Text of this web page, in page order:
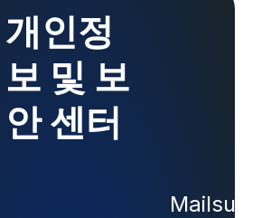
개인정
보 및 보
안 센터
Mailsuite